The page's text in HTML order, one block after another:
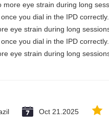
more eye strain during long
you dial in the IPD
eye strain during long
you dial in the IPD
eye strain during long
Oct 21.2025